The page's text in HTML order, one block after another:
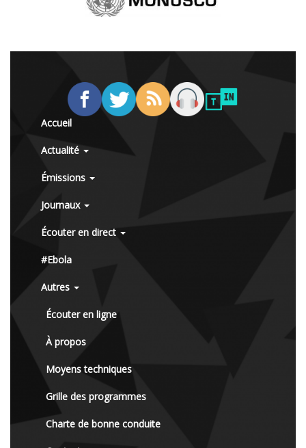
Accueil
Actualité
Émissions
Journaux
Écouter en direct
#Ebola
Autres
Écouter en ligne
À propos
Moyens techniques
Grille des programmes
Charte de bonne conduite